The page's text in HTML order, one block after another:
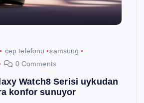
cep telefonu
samsung
0 Comments
Watch8 Serisi uykudan
konfor sunuyor